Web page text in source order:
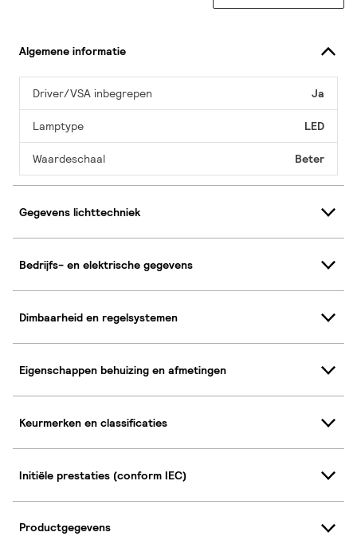
Algemene informatie
Driver/VSA inbegrepen Ja
Lamptype LED
Waardeschaal Beter
Gegevens lichttechniek
Bedrijfs- en elektrische gegevens
Dimbaarheid en regelsystemen
Eigenschappen behuizing en afmetingen
Keurmerken en classificaties
Initiële prestaties (conform IEC)
Productgegevens